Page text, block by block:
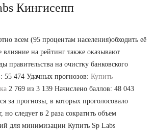
Кингисепп
всем (95 процентам населения)обходить её
влияние на рейтинг также оказывают
правительства на очистку банковского
55 474 Удачных прогнозов: Купить
2 769 из 3 139 Начислено баллов: 48 043
за прогнозы, в которых проголосовало
но следует в 2 раза сократить объем
для минимизации Купить Sp Labs